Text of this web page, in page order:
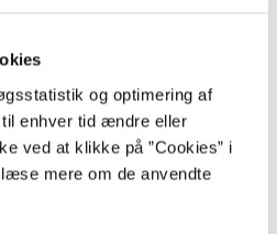
og optimering af
enhver tid ændre eller
ved at klikke på ”Cookies” i
mere om de anvendte
sit amet ...
sit amet ...
sit amet ...
amet ...